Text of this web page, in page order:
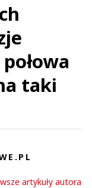
taki
artykuły autora